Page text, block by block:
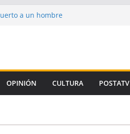
a un hombre
el crimen de
uno de los
OPINIÓN CULTURA POSTATV